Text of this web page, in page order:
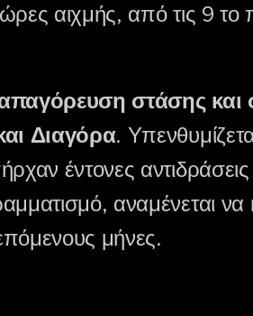
αιχμής, από τις 9 το
στάσης και
Διαγόρα.
έντονες
αναμένεται να
μήνες.